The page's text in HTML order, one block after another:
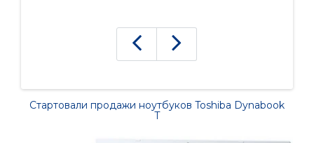
Стартовали продажи ноутбуков Toshiba Dynabook
T